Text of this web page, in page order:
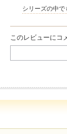
シリーズの中
このレビューにコ